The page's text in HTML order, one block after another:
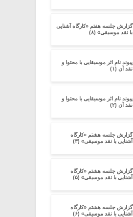
گزارش جلسه هفتم «کارگاه آشنایی
با نقد موسیقی» (۸)
پیوند نام اثر موسیقایی با محتوا و
نقد آن (۱)
پیوند نام اثر موسیقایی با محتوا و
نقد آن (۲)
گزارش جلسه هشتم «کارگاه
آشنایی با نقد موسیقی» (۳)
گزارش جلسه هشتم «کارگاه
آشنایی با نقد موسیقی» (۵)
گزارش جلسه هشتم «کارگاه
آشنایی با نقد موسیقی» (۶)